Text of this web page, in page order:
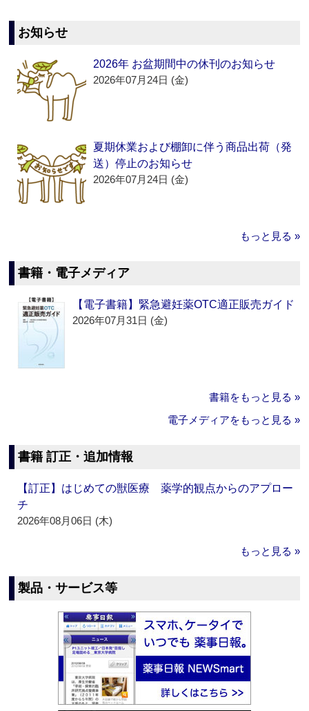
お知らせ
2026年 お盆期間中の休刊のお知らせ
2026年07月24日 (金)
夏期休業および棚卸に伴う商品出荷（発
送）停止のお知らせ
2026年07月24日 (金)
もっと見る »
書籍・電子メディア
【電子書籍】緊急避妊薬OTC適正販売ガイド
2026年07月31日 (金)
書籍をもっと見る »
電子メディアをもっと見る »
書籍 訂正・追加情報
【訂正】はじめての獣医療 薬学的観点からのアプロー
チ
2026年08月06日 (木)
もっと見る »
製品・サービス等